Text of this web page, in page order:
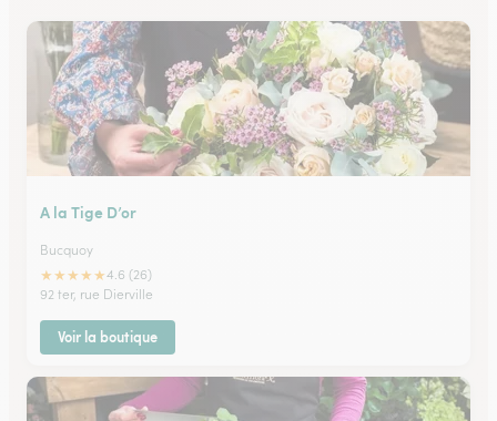
A la Tige D’or
Bucquoy
★★★★★4.6 (26)
92 ter, rue Dierville
Voir la boutique